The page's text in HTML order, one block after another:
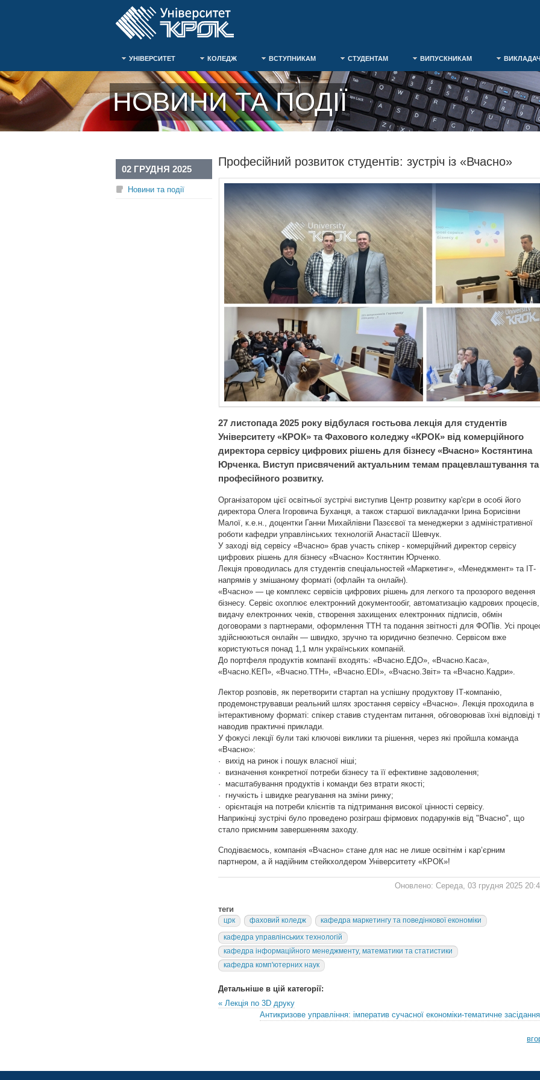
УНІВЕРСИТЕТ КОЛЕДЖ ВСТУПНИКАМ СТУДЕНТАМ ВИПУСКНИКАМ
НОВИНИ ТА ПОДІЇ
Професійний розвиток студентів: зустріч із «Вчасно»
02 ГРУДНЯ 2025
Новини та події
27 листопада 2025 року відбулася гостьова лекція для студентів
Університету «КРОК» та Фахового коледжу «КРОК» від комерційного
директора сервісу цифрових рішень для бізнесу «Вчасно» Костянтина
Юрченка. Виступ присвячений актуальним темам працевлаштування та
професійного розвитку.
Організатором цієї освітньої зустрічі виступив Центр розвитку кар'єри в особі його
директора Олега Ігоровича Буханця, а також старшої викладачки Ірина Борисівни
Малої, к.е.н., доцентки Ганни Михайлівни Пазєєвої та менеджерки з адміністративної
роботи кафедри управлінських технологій Анастасії Шевчук.
У заході від сервісу «Вчасно» брав участь спікер - комерційний директор сервісу
цифрових рішень для бізнесу «Вчасно» Костянтин Юрченко.
Лекція проводилась для студентів спеціальностей «Маркетинг», «Менеджмент» та ІТ-
напрямів у змішаному форматі (офлайн та онлайн).
«Вчасно» — це комплекс сервісів цифрових рішень для легкого та прозорого ведення
бізнесу. Сервіс охоплює електронний документообіг, автоматизацію кадрових процесів,
видачу електронних чеків, створення захищених електронних підписів, обмін
договорами з партнерами, оформлення ТТН та подання звітності для ФОПів. Усі
здійснюються онлайн — швидко, зручно та юридично безпечно. Сервісом вже
користуються понад 1,1 млн українських компаній.
До портфеля продуктів компанії входять: «Вчасно.ЕДО», «Вчасно.Каса»,
«Вчасно.КЕП», «Вчасно.ТТН», «Вчасно.EDI», «Вчасно.Звіт» та «Вчасно.Кадри».
Лектор розповів, як перетворити стартап на успішну продуктову ІТ-компанію,
продемонструвавши реальний шлях зростання сервісу «Вчасно». Лекція проходила в
інтерактивному форматі: спікер ставив студентам питання, обговорював їхні відповіді
наводив практичні приклади.
У фокусі лекції були такі ключові виклики та рішення, через які пройшла команда
«Вчасно»:
· вихід на ринок і пошук власної ніші;
· визначення конкретної потреби бізнесу та її ефективне задоволення;
· масштабування продуктів і команди без втрати якості;
· гнучкість і швидке реагування на зміни ринку;
· орієнтація на потреби клієнтів та підтримання високої цінності сервісу.
Наприкінці зустрічі було проведено розіграш фірмових подарунків від "Вчасно", що
стало приємним завершенням заходу.
Сподіваємось, компанія «Вчасно» стане для нас не лише освітнім і кар’єрним
партнером, а й надійним стейкхолдером Університету «КРОК»!
Оновлено: Середа, 03 грудня 2025
теги
црк фаховий коледж
кафедра маркетингу та поведінкової економіки
кафедра управлінських технологій
кафедра інформаційного менеджменту, математики та статистики
кафедра комп'ютерних наук
Детальніше в цій категорії:
« Лекція по 3D друку
Антикризове управління: імператив сучасної економіки-тематичне